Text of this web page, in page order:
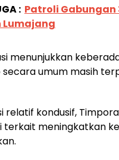
: Patroli Gabungan
Lumajang
menunjukkan
secara umum masih
relatif kondusif,
terkait meningkatkan